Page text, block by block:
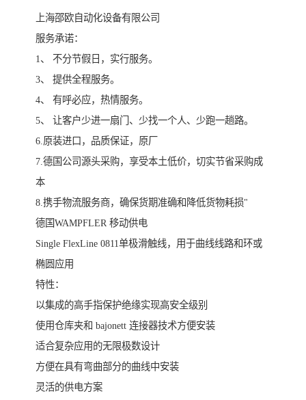
上海邵欧自动化设备有限公司
服务承诺：
1、 不分节假日，实行服务。
3、 提供全程服务。
4、 有呼必应，热情服务。
5、 让客户少进一扇门、少找一个人、少跑一趟路。
6.原装进口，品质保证，原厂
7.德国公司源头采购，享受本土低价，切实节省采购成
本
8.携手物流服务商，确保货期准确和降低货物耗损"
德国WAMPFLER 移动供电
Single FlexLine 0811单极滑触线，用于曲线线路和环或
椭圆应用
特性：
以集成的高手指保护绝缘实现高安全级别
使用仓库夹和 bajonett 连接器技术方便安装
适合复杂应用的无限极数设计
方便在具有弯曲部分的曲线中安装
灵活的供电方案